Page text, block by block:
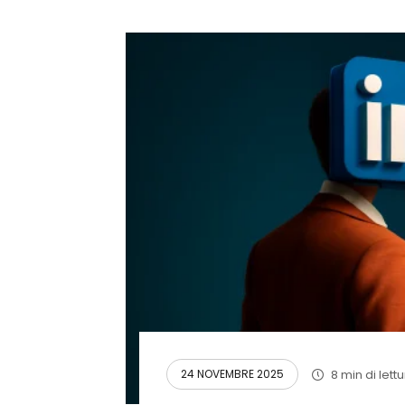
24 NOVEMBRE 2025 8 min di